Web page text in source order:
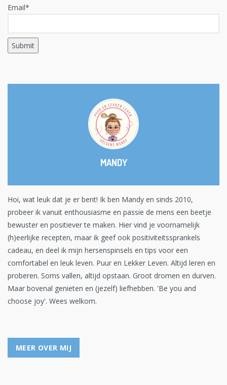
Email*
MANDY
Hoi, wat leuk dat je er bent! Ik ben Mandy en sinds 2010,
probeer ik vanuit enthousiasme en passie de mens een beetje
bewuster en positiever te maken. Hier vind je voornamelijk
(h)eerlijke recepten, maar ik geef ook positiviteitssprankels
cadeau, en deel ik mijn hersenspinsels en tips voor een
comfortabel en leuk leven. Puur en Lekker Leven. Altijd leren en
proberen. Soms vallen, altijd opstaan. Groot dromen en durven.
Maar bovenal genieten en (jezelf) liefhebben. 'Be you and
choose joy'. Wees welkom.
MEER OVER MIJ